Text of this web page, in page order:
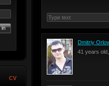
CV
Dmitriy
41 years